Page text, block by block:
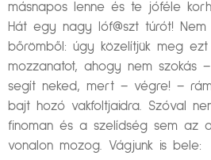
másnapos lenne és te jóféle
Hát egy nagy lóf@szt túrót!
bőrömből: úgy közelítjük meg ezt
mozzanatot, ahogy nem szokás
segít neked, mert – végre! –
bajt hozó vakfoltjaidra. Szóval
finoman és a szelídség sem az
vonalon mozog. Vágjunk is bele: